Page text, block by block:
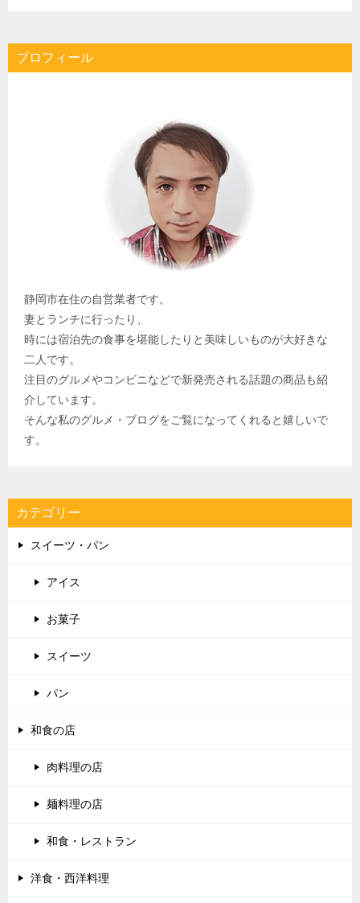
プロフィール
静岡市在住の自営業者です。
妻とランチに行ったり、
時には宿泊先の食事を堪能したりと美味しいものが大好きな
二人です。
注目のグルメやコンビニなどで新発売される話題の商品も紹
介しています。
そんな私のグルメ・ブログをご覧になってくれると嬉しいで
す。
カテゴリー
スイーツ・パン
アイス
お菓子
スイーツ
パン
和食の店
肉料理の店
麺料理の店
和食・レストラン
洋食・西洋料理